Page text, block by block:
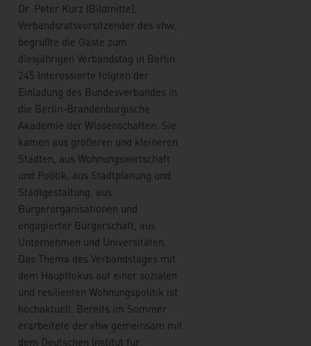
Dr. Peter Kurz (Bildmitte),
Verbandsratsvorsitzender des vhw,
begrüßte die Gäste zum
diesjährigen Verbandstag in Berlin.
245 Interessierte folgten der
Einladung des Bundesverbandes in
die Berlin-Brandenburgische
Akademie der Wissenschaften. Sie
kamen aus größeren und kleineren
Städten, aus Wohnungswirtschaft
und Politik, aus Stadtplanung und
Stadtgestaltung, aus
Bürgerorganisationen und
engagierter Bürgerschaft, aus
Unternehmen und Universitäten.
Das Thema des Verbandstages mit
dem Hauptfokus auf einer sozialen
und resilienten Wohnungspolitik ist
hochaktuell. Bereits im Sommer
erarbeitete der vhw gemeinsam mit
dem Deutschen Institut für